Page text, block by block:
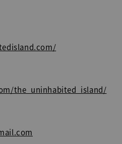
the_uninhabited_island/